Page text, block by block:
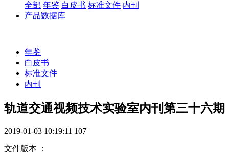
全部 年鉴 白皮书 标准文件 内刊
产品数据库
年鉴
白皮书
标准文件
内刊
轨道交通视频技术实验室内刊第三十六期
2019-01-03 10:19:11 107
文件版本 ：